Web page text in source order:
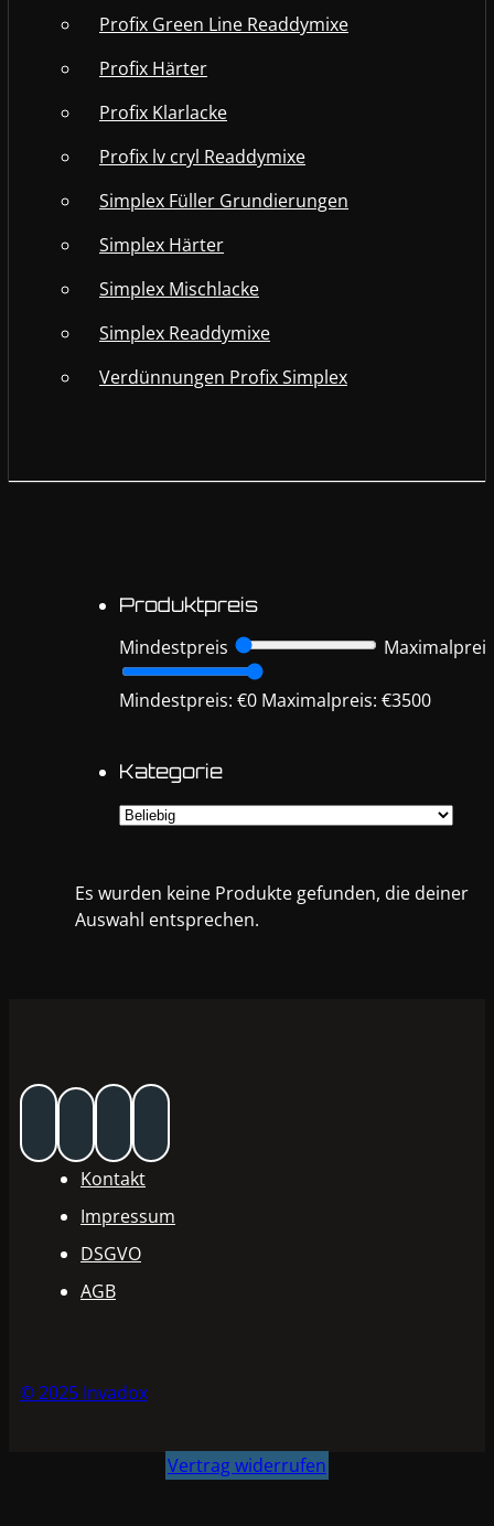
Profix Green Line Readdymixe
Profix Härter
Profix Klarlacke
Profix lv cryl Readdymixe
Simplex Füller Grundierungen
Simplex Härter
Simplex Mischlacke
Simplex Readdymixe
Verdünnungen Profix Simplex
Produktpreis
Mindestpreis
Maximalpreis
Mindestpreis: €0 Maximalpreis: €3500
Kategorie
Es wurden keine Produkte gefunden, die deiner
Auswahl entsprechen.
Kontakt
Impressum
DSGVO
AGB
© 2025 Invadox
Vertrag widerrufen